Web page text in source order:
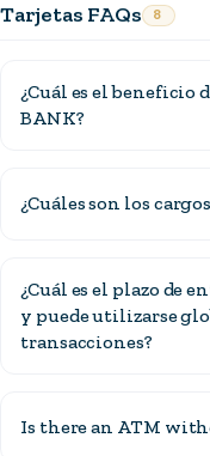
Tarjetas FAQs 8
¿Cuál es el beneficio
BANK?
¿Cuáles son los
¿Cuál es el plazo de
y puede utilizarse
transacciones?
Is there an ATM